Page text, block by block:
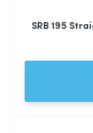
SRB 195